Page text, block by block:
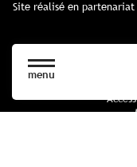
menu
Site réalisé en partenariat